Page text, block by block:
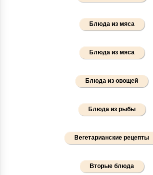
Блюда из мяса
Блюда из мяса
Блюда из овощей
Блюда из рыбы
Вегетарианские рецепты
Вторые блюда